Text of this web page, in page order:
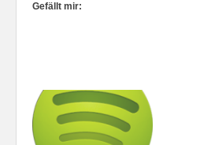
Gefällt mir: